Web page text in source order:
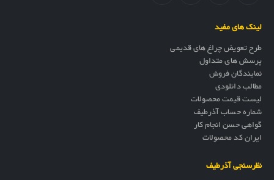
لینک های مفید
طرح تعویض چراغ های قدیمی
پرسش های متداول
نمایندگان فروش
مطالب دانلودی
لیست قیمت محصولات
شماره حساب آذرطیف
گواهی حسن انجام کار
ایران کد محصولات
نظرسنجی آذرطیف